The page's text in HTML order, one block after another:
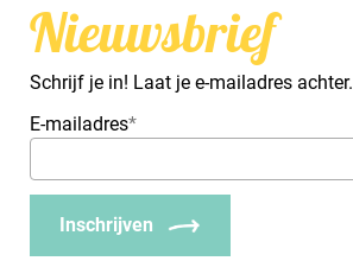
Nieuwsbrief
Schrijf je in! Laat je e-mailadres achter.
E-mailadres*
Inschrijven